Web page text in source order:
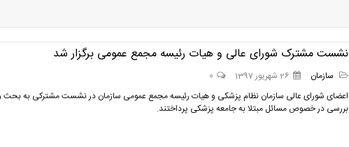
نشست مشترک شورای عالی و هیات رئیسه مجمع عمومی برگزار شد
سازمان 26 شهریور 1397
0
اعضای شورای عالی سازمان نظام پزشکی و هیات رئیسه مجمع عمومی سازمان در نشست مشترکی به بحث
بررسی در خصوص مسائل مبتلا به جامعه پزشکی پرداختند.